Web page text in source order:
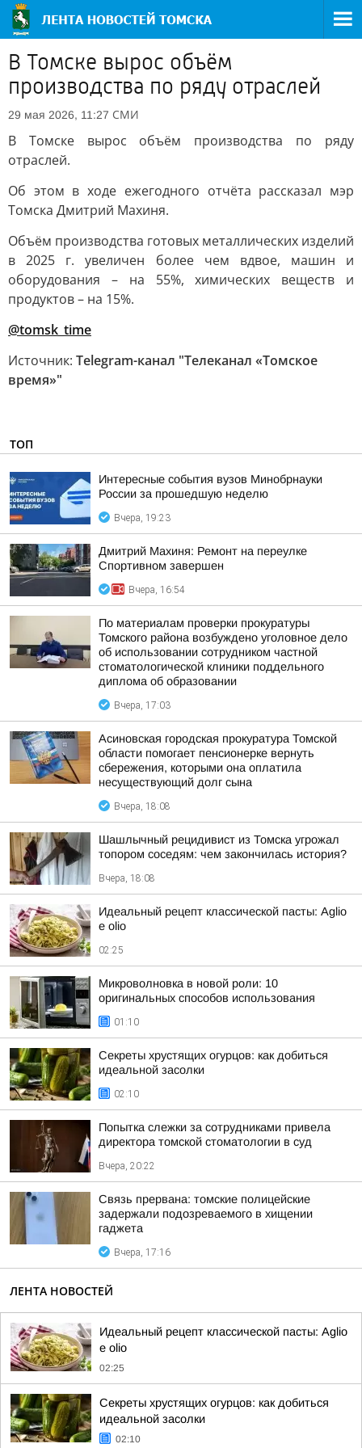
В Томске вырос объём
производства по ряду отраслей
29 мая 2026, 11:27 СМИ
В Томске вырос объём производства по ряду
отраслей.
Об этом в ходе ежегодного отчёта рассказал мэр
Томска Дмитрий Махиня.
Объём производства готовых металлических изделий
в 2025 г. увеличен более чем вдвое, машин и
оборудования – на 55%, химических веществ и
продуктов – на 15%.
@tomsk_time
Источник: Telegram-канал "Телеканал «Томское
время»"
ТОП
Интересные события вузов Минобрнауки
России за прошедшую неделю
Вчера, 19:23
Дмитрий Махиня: Ремонт на переулке
Спортивном завершен
Вчера, 16:54
По материалам проверки прокуратуры
Томского района возбуждено уголовное дело
об использовании сотрудником частной
стоматологической клиники поддельного
диплома об образовании
Вчера, 17:03
Асиновская городская прокуратура Томской
области помогает пенсионерке вернуть
сбережения, которыми она оплатила
несуществующий долг сына
Вчера, 18:08
Шашлычный рецидивист из Томска угрожал
топором соседям: чем закончилась история?
Вчера, 18:08
Идеальный рецепт классической пасты: Aglio
e olio
02:25
Микроволновка в новой роли: 10
оригинальных способов использования
01:10
Секреты хрустящих огурцов: как добиться
идеальной засолки
02:10
Попытка слежки за сотрудниками привела
директора томской стоматологии в суд
Вчера, 20:22
Связь прервана: томские полицейские
задержали подозреваемого в хищении
гаджета
Вчера, 17:16
ЛЕНТА НОВОСТЕЙ
Идеальный рецепт классической пасты: Aglio
e olio
02:25
Секреты хрустящих огурцов: как добиться
идеальной засолки
02:10